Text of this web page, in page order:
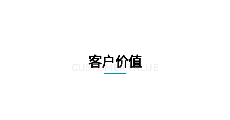
客户价值
CUSTOMER VALUE